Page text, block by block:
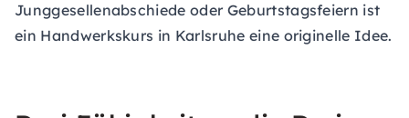
Junggesellenabschiede oder Geburtstagsfeiern ist
ein Handwerkskurs in Karlsruhe eine originelle Idee.